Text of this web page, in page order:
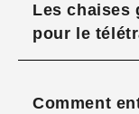
Les chaises
pour le
Comment